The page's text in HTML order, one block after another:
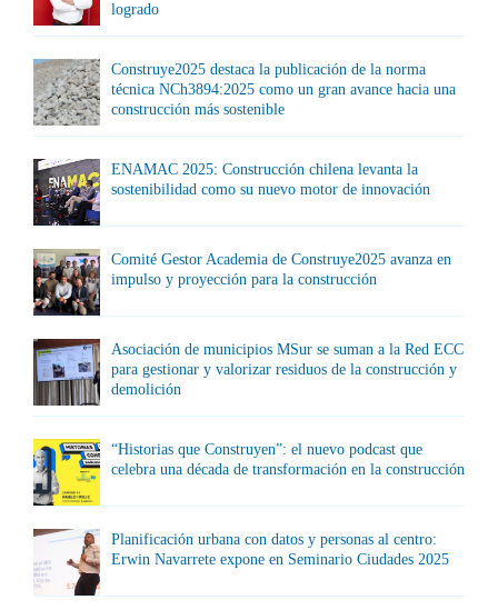
logrado
Construye2025 destaca la publicación de la norma
técnica NCh3894:2025 como un gran avance hacia una
construcción más sostenible
ENAMAC 2025: Construcción chilena levanta la
sostenibilidad como su nuevo motor de innovación
Comité Gestor Academia de Construye2025 avanza en
impulso y proyección para la construcción
Asociación de municipios MSur se suman a la Red ECC
para gestionar y valorizar residuos de la construcción y
demolición
“Historias que Construyen”: el nuevo podcast que
celebra una década de transformación en la construcción
Planificación urbana con datos y personas al centro:
Erwin Navarrete expone en Seminario Ciudades 2025